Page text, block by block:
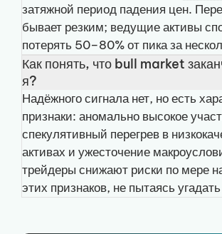
затяжной период падения цен.
бывает резким; ведущие активы
потерять 50–80% от пика за
Как понять, что bull market
я?
Надёжного сигнала нет, но есть
признаки: аномально высокое
спекулятивный перегрев в
активах и ужесточение
трейдеры снижают риски по мере
этих признаков, не пытаясь